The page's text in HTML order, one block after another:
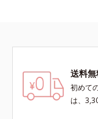
送料
初めて
は、